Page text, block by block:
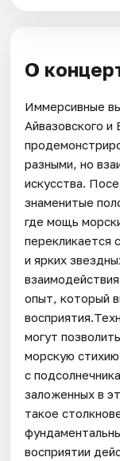
О
Иммерсивные
Айвазовского и
разными, но
искусства.
знаменитые
где мощь
перекликается
и ярких
опыт, который
могут
морскую стихию
с
заложенных в
такое
восприятии